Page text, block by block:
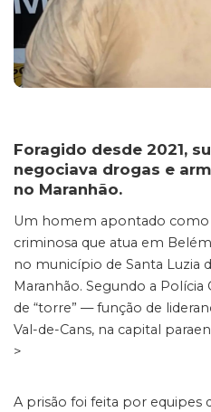
Foragido desde 2021,
negociava drogas e
no Maranhão.
Um homem apontado como
criminosa que atua em
no município de Santa Luzia
Maranhão. Segundo a
de “torre” — função de
Val-de-Cans, na capital
>
A prisão foi feita por equipes